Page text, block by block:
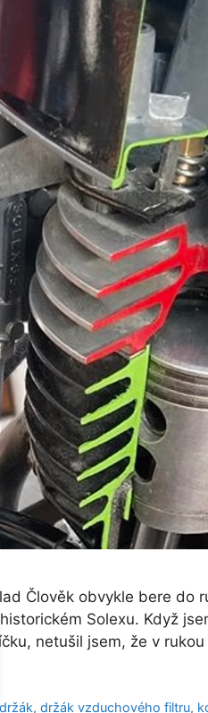
Člověk obvykle bere do
Solexu. Když
netušil jsem, že v
držák,držák vzduchového filtru,